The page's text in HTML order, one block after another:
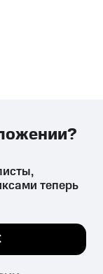
вред здоровью,
все
теперь